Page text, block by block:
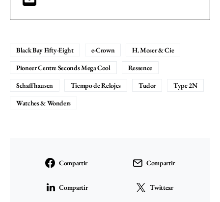
Black Bay Fifty-Eight e-Crown
H. Moser & Cie
Pioneer Centre Seconds Mega Cool
Ressence
Schaffhausen
Tiempo de Relojes Tudor
Type 2N
Watches & Wonders
Compartir Compartir
Compartir Twittear